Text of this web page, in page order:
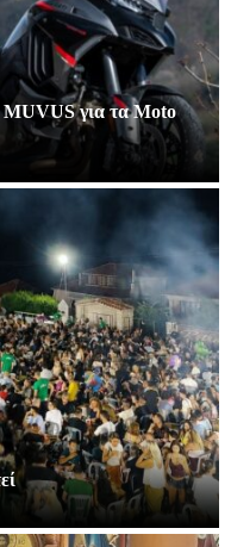
MUVUS για τα Moto